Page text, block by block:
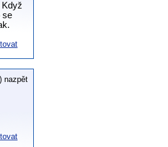
Když
se
nazpět